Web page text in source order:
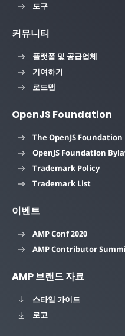
도구
커뮤니티
플랫폼 및 공급업체
기여하기
로드맵
OpenJS Foundation
The OpenJS Foundation
OpenJS Foundation
Trademark Policy
Trademark List
이벤트
AMP Conf 2020
AMP Contributor
AMP 브랜드 자료
스타일 가이드
로고